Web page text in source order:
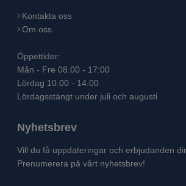
Kontakta oss
Om oss
Öppettider:
Mån - Fre 08.00 - 17:00
Lördag 10.00 - 14.00
Lördagsstängt under juli och augusti
Nyhetsbrev
Vill du få uppdateringar och erbjudanden
Prenumerera på vårt nyhetsbrev!